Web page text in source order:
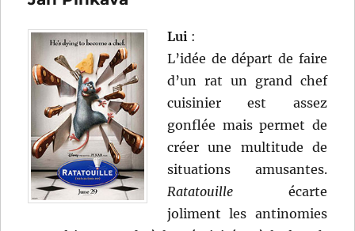
Lui :
L’idée de départ de faire
d’un rat un grand chef
cuisinier est assez
gonflée mais permet de
créer une multitude de
situations amusantes.
Ratatouille écarte
joliment les antinomies